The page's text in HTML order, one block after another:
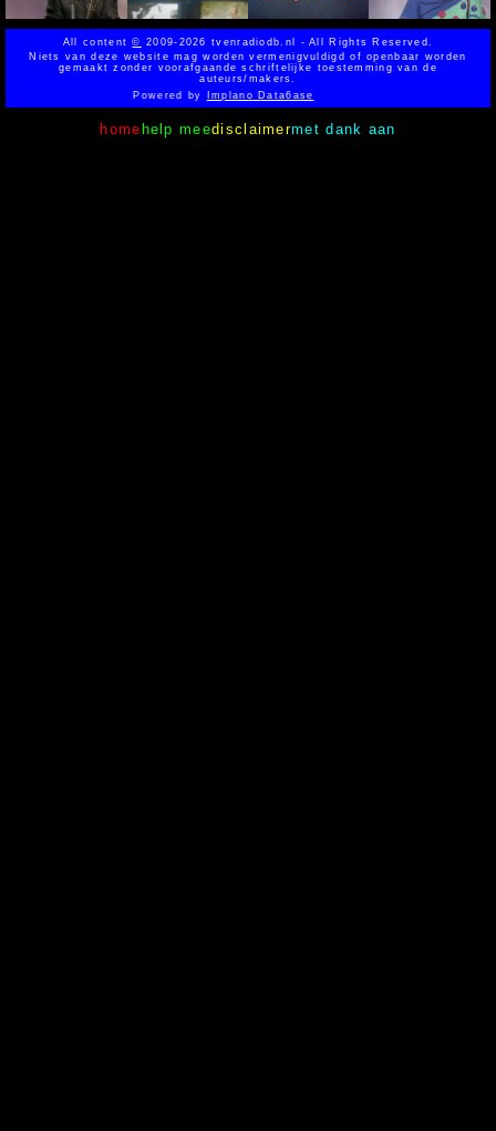
All content© 2009-2026 tvenradiodb.nl - All Rights Reserved.
Niets van deze website mag worden vermenigvuldigd of openbaar worden
gemaakt zonder voorafgaande schriftelijke toestemming van de
auteurs/makers.
Powered byImplano Data6ase
home help meedisclaimermet dank aan